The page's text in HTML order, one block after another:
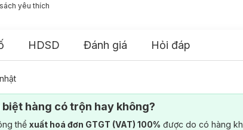
yêu thích
HDSD Đánh giá Hỏi đáp
biệt hàng có trộn hay không?
thể xuất hoá đơn GTGT (VAT) 100% được do có hàng